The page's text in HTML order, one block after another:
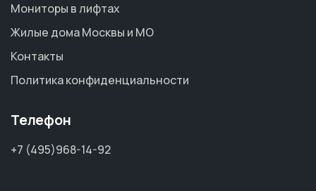
Мониторы в лифтах
Жилые дома Москвы и МО
Контакты
Политика конфиденциальности
Телефон
+7 (495)968-14-92